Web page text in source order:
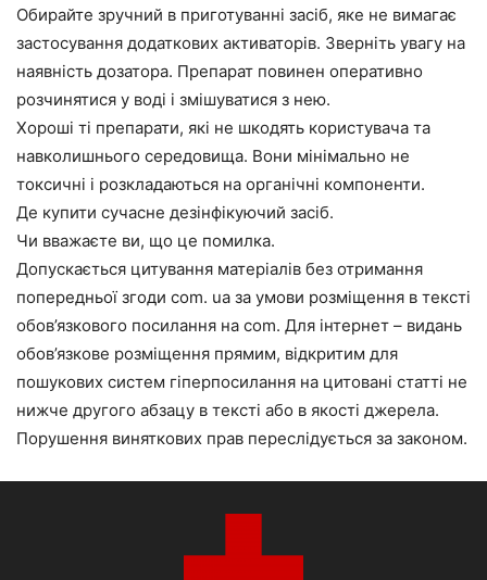
Обирайте зручний в приготуванні засіб, яке не вимагає
застосування додаткових активаторів. Зверніть увагу на
наявність дозатора. Препарат повинен оперативно
розчинятися у воді і змішуватися з нею.
Хороші ті препарати, які не шкодять користувача та
навколишнього середовища. Вони мінімально не
токсичні і розкладаються на органічні компоненти.
Де купити сучасне дезінфікуючий засіб.
Чи вважаєте ви, що це помилка.
Допускається цитування матеріалів без отримання
попередньої згоди com. ua за умови розміщення в тексті
обов’язкового посилання на com. Для інтернет – видань
обов’язкове розміщення прямим, відкритим для
пошукових систем гіперпосилання на цитовані статті не
нижче другого абзацу в тексті або в якості джерела.
Порушення виняткових прав переслідується за законом.